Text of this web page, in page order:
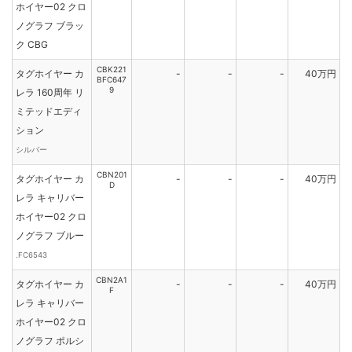
ホイヤー02 クロ
ノグラフ ブラッ
ク CBG
タグホイヤー カ
レラ 160周年 リ
ミテッドエディ
ション
シルバー
CBK221
BFC647
9
- - - 40万円
タグホイヤー カ
レラ キャリバー
ホイヤー02 クロ
ノグラフ ブルー
.FC6543
CBN201
D
- - - 40万円
タグホイヤー カ
レラ キャリバー
ホイヤー02 クロ
ノグラフ ポルシ
CBN2A1
F
- - - 40万円